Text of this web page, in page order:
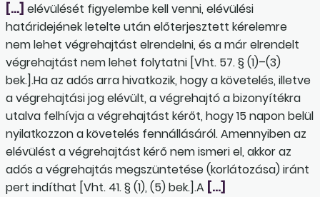
[…] elévülését figyelembe kell venni, elévülési
határidejének letelte után előterjesztett kérelemre
nem lehet végrehajtást elrendelni, és a már elrendelt
végrehajtást nem lehet folytatni [Vht. 57. § (1)–(3)
bek.].Ha az adós arra hivatkozik, hogy a követelés, illetve
a végrehajtási jog elévült, a végrehajtó a bizonyítékra
utalva felhívja a végrehajtást kérőt, hogy 15 napon belül
nyilatkozzon a követelés fennállásáról. Amennyiben az
elévülést a végrehajtást kérő nem ismeri el, akkor az
adós a végrehajtás megszüntetése (korlátozása) iránt
pert indíthat [Vht. 41. § (1), (5) bek.].A […]